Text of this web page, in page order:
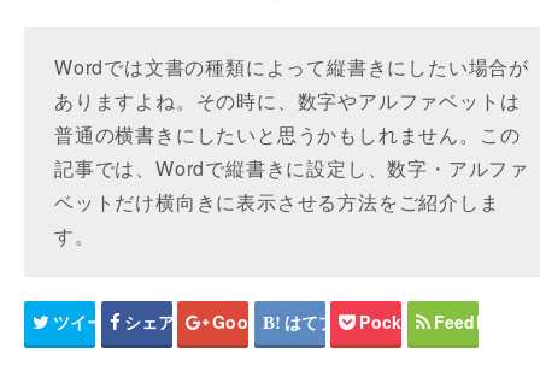
Wordでは文書の種類によって縦書きにしたい場合が
ありますよね。その時に、数字やアルファベットは
普通の横書きにしたいと思うかもしれません。この
記事では、Wordで縦書きに設定し、数字・アルファ
ベットだけ横向きに表示させる方法をご紹介しま
す。
ツイート シェア Google+ はてブ Pocket Feedly